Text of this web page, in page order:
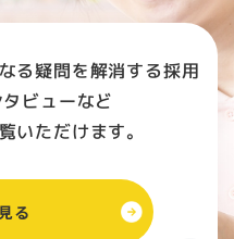
る疑問を解消する採用
ビューなど
いただけます。
る